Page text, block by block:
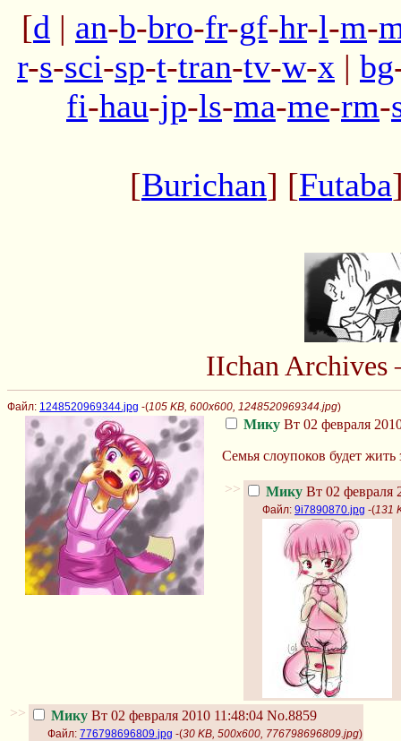
[d | an-b-bro-fr-gf-hr-l-m-
r-s-sci-sp-t-tran-tv-w-x | bg
fi-hau-jp-ls-ma-me-rm-
[Burichan] [Futaba
IIchan
Файл: 1248520969344.jpg -(105 KB, 600x600, 1248520969344.jpg)
Мику Вт 02 февраля
Семья слоупоков будет жить
>> Мику Вт 02 февраля
Файл: 9i7890870.jpg -(131
>> Мику Вт 02 февраля 2010 11:48:04 No.8859
Файл: 776798696809.jpg -(30 KB, 500x600, 776798696809.jpg)